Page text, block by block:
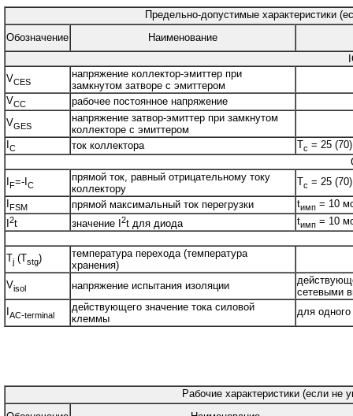
Предельно-допустимые характеристики
Обозначение
Наименование
VCES
напряжение коллектор-эмиттер при
замкнутом затворе с эмиттером
VCC
рабочее постоянное напряжение
VGES
напряжение затвор-эмиттер при замкнутом
коллекторе с эмиттером
C ток коллектора Tc = 25 (70)
F=-I C
прямой ток, равный отрицательному току
коллектору
Tc = 25 (70)
FSM прямой максимальный ток перегрузки tимп = 10
2t значение I 2t для диода tимп = 10
Tj (Tstg)
температура перехода (температура
хранения)
Visol напряжение испытания изоляции
сетевыми
AC-terminal
действующего значение тока силовой
клеммы
для
Рабочие характеристики (если не